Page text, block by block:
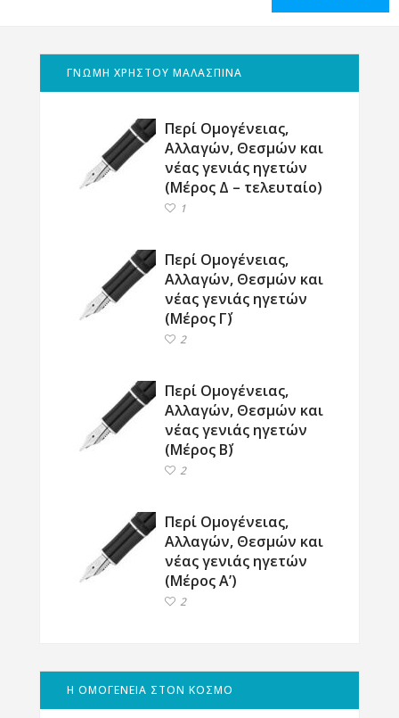
ΓΝΩΜΗ ΧΡΗΣΤΟΥ ΜΑΛΑΣΠΙΝΑ
Περί Ομογένειας,
Αλλαγών, Θεσμών και
νέας γενιάς ηγετών
(Μέρος Δ – τελευταίο)
1
Περί Ομογένειας,
Αλλαγών, Θεσμών και
νέας γενιάς ηγετών
(Μέρος Γ΄)
2
Περί Ομογένειας,
Αλλαγών, Θεσμών και
νέας γενιάς ηγετών
(Μέρος Β΄)
2
Περί Ομογένειας,
Αλλαγών, Θεσμών και
νέας γενιάς ηγετών
(Μέρος Α’)
2
Η ΟΜΟΓΕΝΕΙΑ ΣΤΟΝ ΚΟΣΜΟ